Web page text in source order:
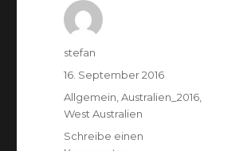
Autor
stefan
Veröffentlicht
am
16. September 2016
Kategorien
Allgemein,Australien_2016,
West Australien
Schreibe einen